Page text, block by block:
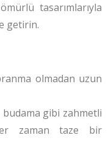
tasarımlarıyla
getirin.
olmadan uzun
budama gibi zahmetli
zaman taze bir